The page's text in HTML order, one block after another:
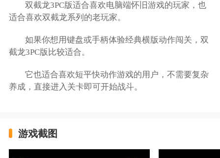
双截龙3PC版适合喜欢电脑端怀旧游戏的玩家，也
适合喜欢双截龙系列的老玩家。
如果你想用键盘或手柄体验经典横版动作闯关，双
截龙3PC版比较适合。
它也适合喜欢短平快动作游戏的用户，不需要复杂
养成，直接进入关卡即可开始战斗。
游戏截图